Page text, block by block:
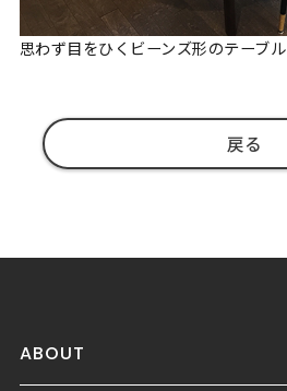
思わず目をひくビーンズ形のテーブル
戻る
ABOUT